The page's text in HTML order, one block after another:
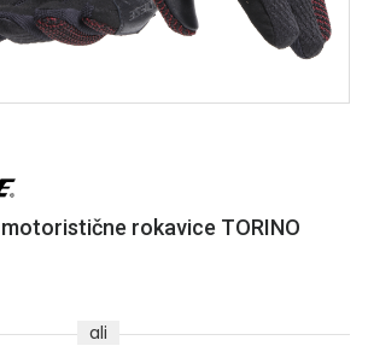
rokavice TORINO
ali